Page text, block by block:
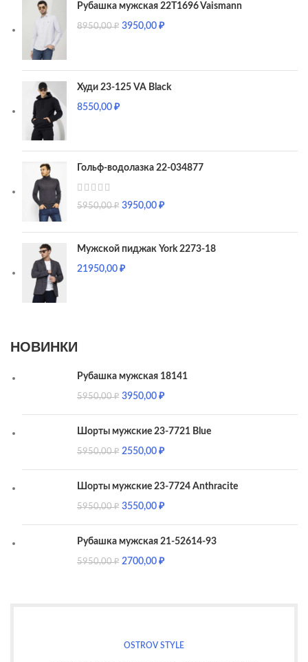
Рубашка мужская 22T1696 Vaismann
8950,00₽ 3950,00₽
Худи 23-125 VA Black
8550,00₽
Гольф-водолазка 22-034877
5950,00₽ 3950,00₽
Мужской пиджак York 2273-18
21950,00₽
НОВИНКИ
Рубашка мужская 18141
5950,00₽ 3950,00₽
Шорты мужские 23-7721 Blue
5950,00₽ 2550,00₽
Шорты мужские 23-7724 Anthracite
5950,00₽ 3550,00₽
Рубашка мужская 21-52614-93
5950,00₽ 2700,00₽
OSTROV STYLE